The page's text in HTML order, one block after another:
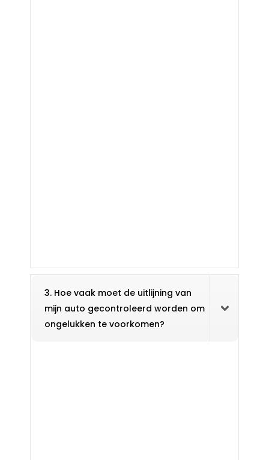
3. Hoe vaak moet de uitlijning van
mijn auto gecontroleerd worden om
ongelukken te voorkomen?